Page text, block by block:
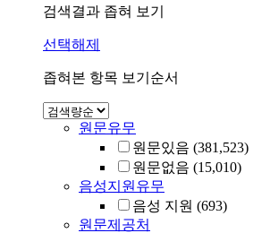
검색결과 좁혀 보기
선택해제
좁혀본 항목 보기순서
원문유무
원문있음 (381,523)
원문없음 (15,010)
음성지원유무
음성 지원 (693)
원문제공처